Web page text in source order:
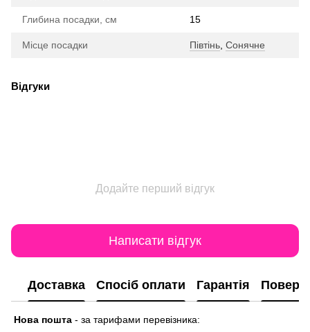
Глибина посадки, см 15
Місце посадки Півтінь Сонячне
Відгуки
Додайте перший відгук
Написати відгук
Доставка Спосіб оплати Гарантія
Нова пошта - за тарифами перевізника: